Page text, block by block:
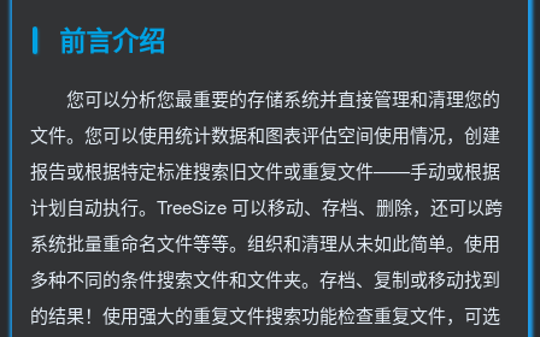
前言介绍
您可以分析您最重要的存储系统并直接管理和清理您的
文件。您可以使用统计数据和图表评估空间使用情况，创建
报告或根据特定标准搜索旧文件或重复文件——手动或根据
计划自动执行。TreeSize 可以移动、存档、删除，还可以跨
系统批量重命名文件等等。组织和清理从未如此简单。使用
多种不同的条件搜索文件和文件夹。存档、复制或移动找到
的结果！使用强大的重复文件搜索功能检查重复文件，可选